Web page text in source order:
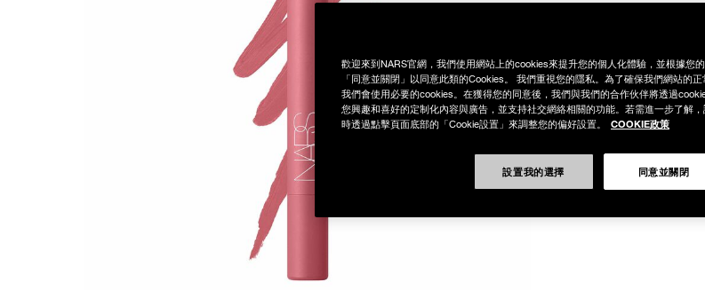
歡迎來到NARS官網，我們使用網站上的cookies來提升您的個人化體驗，並根據您
「同意並關閉」以同意此類的Cookies。 我們重視您的隱私。為了確保我們網站的
我們會使用必要的cookies。在獲得您的同意後，我們與我們的合作伙伴將透過
您興趣和喜好的定制化內容與廣告，並支持社交網絡相關的功能。若需進一步了解
時透過點擊頁面底部的「Cookie設置」來調整您的偏好設置。
COOKIE政策
設置我的選擇 同意並關閉